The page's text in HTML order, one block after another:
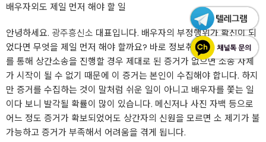
배우자외도 제일 먼저 해야 할 일
안녕하세요. 광주흥신소 대표입니다. 배우자의 부정행위가 확신이 되
었다면 무엇을 제일 먼저 해야 할까요? 바로 정보취득입니다. 변호사
를 통해 상간소송을 진행할 경우 제대로 된 증거가 없으면 소송 자체
가 시작이 될 수 없기 때문에 이 증거는 본인이 수집해야 합니다. 하지
만 증거를 수집하는 것이 말처럼 쉬운 일이 아니고 배우자를 쫓는 일
이다 보니 발각될 확률이 많이 있습니다. 메신저나 사진 자백 등으로
어느 정도 증거가 확보되었어도 상간자의 신원을 모르면 소 제기가 불
가능하고 증거가 부족해서 어려움을 겪게 됩니다.